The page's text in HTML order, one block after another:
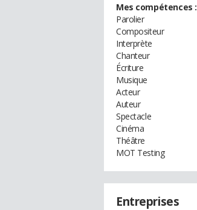
Mes compétences :
Parolier
Compositeur
Interprète
Chanteur
Écriture
Musique
Acteur
Auteur
Spectacle
Cinéma
Théâtre
MOT Testing
Entreprises